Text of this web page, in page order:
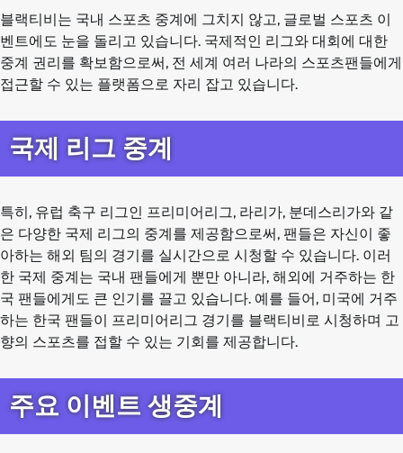
블랙티비는 국내 스포츠 중계에 그치지 않고, 글로벌 스포츠 이
벤트에도 눈을 돌리고 있습니다. 국제적인 리그와 대회에 대한
중계 권리를 확보함으로써, 전 세계 여러 나라의 스포츠팬들에게
접근할 수 있는 플랫폼으로 자리 잡고 있습니다.
국제 리그 중계
특히, 유럽 축구 리그인 프리미어리그, 라리가, 분데스리가와 같
은 다양한 국제 리그의 중계를 제공함으로써, 팬들은 자신이 좋
아하는 해외 팀의 경기를 실시간으로 시청할 수 있습니다. 이러
한 국제 중계는 국내 팬들에게 뿐만 아니라, 해외에 거주하는 한
국 팬들에게도 큰 인기를 끌고 있습니다. 예를 들어, 미국에 거주
하는 한국 팬들이 프리미어리그 경기를 블랙티비로 시청하며 고
향의 스포츠를 접할 수 있는 기회를 제공합니다.
주요 이벤트 생중계